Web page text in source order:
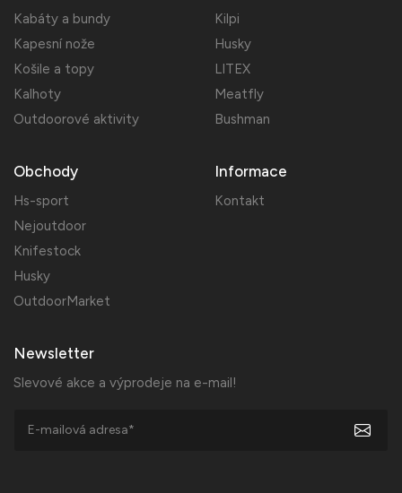
Kabáty a bundy
Kapesní nože
Košile a topy
Kalhoty
Outdoorové aktivity
Kilpi
Husky
LITEX
Meatfly
Bushman
Obchody
Hs-sport
Nejoutdoor
Knifestock
Husky
OutdoorMarket
Informace
Kontakt
Newsletter
Slevové akce a výprodeje na e-mail!